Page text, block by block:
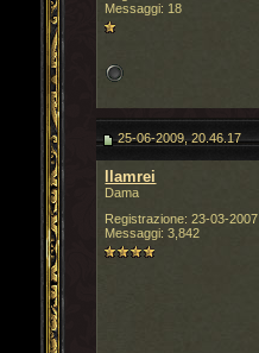
Messaggi: 18
25-06-2009, 20.46.17
llamrei
Dama
Registrazione: 23-03-2007
Messaggi: 3,842